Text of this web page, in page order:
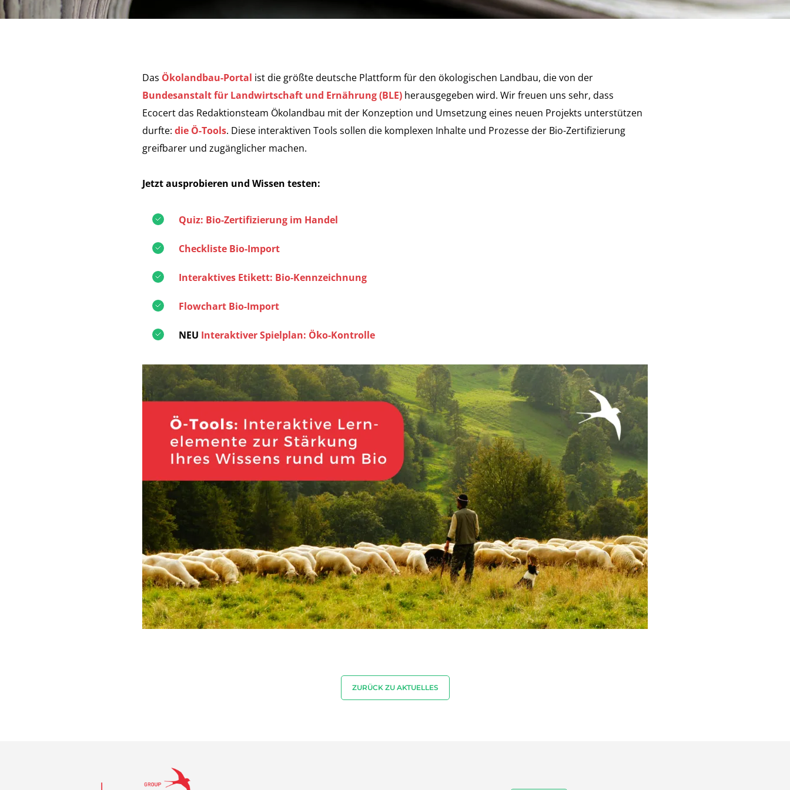
Das Ökolandbau-Portal ist die größte deutsche Plattform für den ökologischen Landbau, die von der
Bundesanstalt für Landwirtschaft und Ernährung (BLE) herausgegeben wird. Wir freuen uns sehr, dass
Ecocert das Redaktionsteam Ökolandbau mit der Konzeption und Umsetzung eines neuen Projekts unterstützen
durfte: die Ö-Tools. Diese interaktiven Tools sollen die komplexen Inhalte und Prozesse der Bio-Zertifizierung
greifbarer und zugänglicher machen.
Jetzt ausprobieren und Wissen testen:
Quiz: Bio-Zertifizierung im Handel
Checkliste Bio-Import
Interaktives Etikett: Bio-Kennzeichnung
Flowchart Bio-Import
NEU Interaktiver Spielplan: Öko-Kontrolle
ZURÜCK ZU AKTUELLES